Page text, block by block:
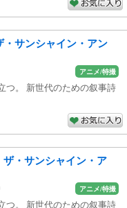
サンシャイン・アン
アニメ/特撮
つ。 新世代のための叙事詩
・サンシャイン・ア
アニメ/特撮
つ。 新世代のための叙事詩